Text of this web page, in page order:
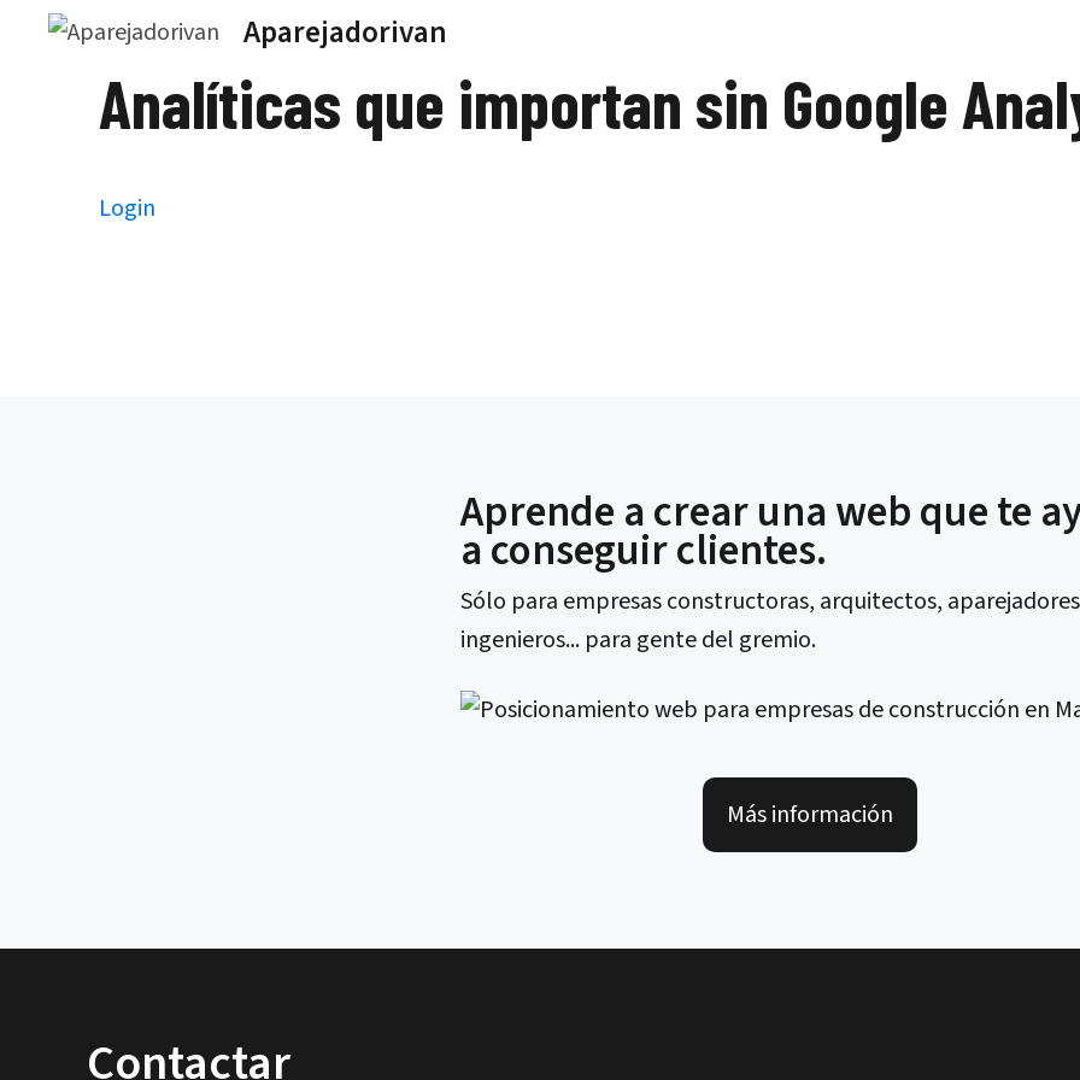
Saltar
Aparejadorivan
Analíticas que importan sin Google
Login
Aprende a crear una web que te
a conseguir clientes.
Sólo para empresas constructoras, arquitectos,
ingenieros... para gente del gremio.
Más información
Contactar